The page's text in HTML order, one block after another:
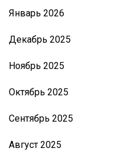
Январь 2026
Декабрь 2025
Ноябрь 2025
Октябрь 2025
Сентябрь 2025
Август 2025